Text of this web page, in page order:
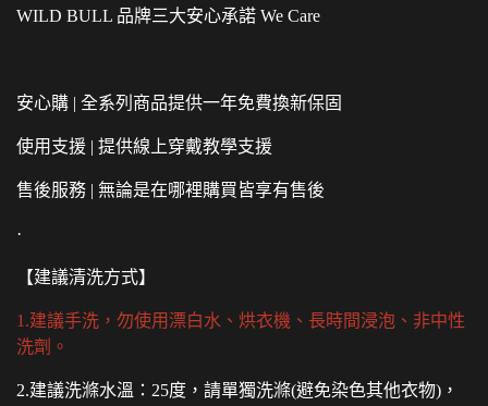
WILD BULL 品牌三大安心承諾 We Care
安心購 | 全系列商品提供一年免費換新保固
使用支援 | 提供線上穿戴教學支援
售後服務 | 無論是在哪裡購買皆享有售後
·
【建議清洗方式】
1.建議手洗，勿使用漂白水、烘衣機、長時間浸泡、非中性
洗劑。
2.建議洗滌水溫：25度，請單獨洗滌(避免染色其他衣物)，